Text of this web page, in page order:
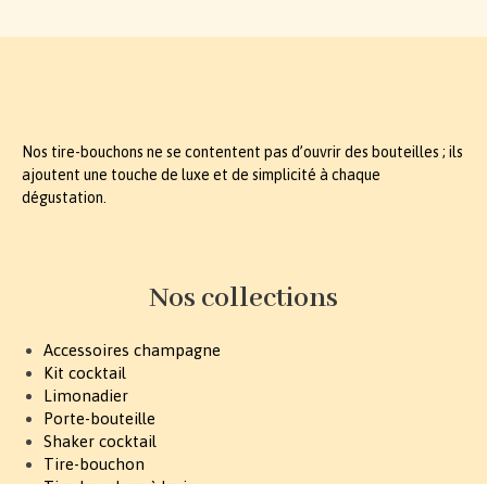
Nos tire-bouchons ne se contentent pas d’ouvrir des bouteilles ; ils
ajoutent une touche de luxe et de simplicité à chaque
dégustation.
Nos collections
Accessoires champagne
Kit cocktail
Limonadier
Porte-bouteille
Shaker cocktail
Tire-bouchon